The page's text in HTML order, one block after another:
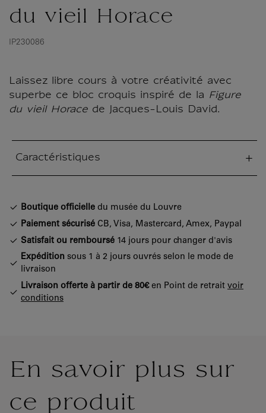
du vieil Horace
IP230086
Laissez libre cours à votre créativité avec
superbe ce bloc croquis inspiré de la
Figure
du vieil Horace de Jacques-Louis David.
Caractéristiques
Boutique officielle du musée du Louvre
Paiement sécurisé CB, Visa, Mastercard, Amex, Paypal
Satisfait ou remboursé 14 jours pour changer d'avis
Expédition sous 1 à 2 jours ouvrés selon le mode de
livraison
Livraison offerte à partir de 80€en Point de retrait voir
conditions
En savoir plus sur
ce produit